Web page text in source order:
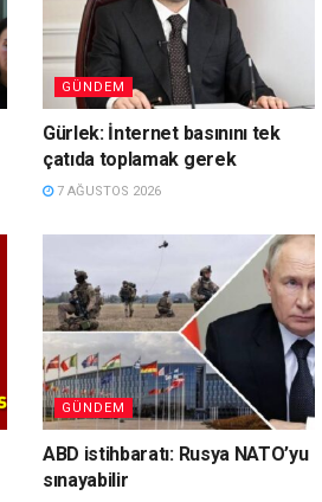
GÜNDEM
Gürlek: İnternet basınını tek
çatıda toplamak gerek
7 AĞUSTOS 2026
GÜNDEM
ABD istihbaratı: Rusya NATO’yu
sınayabilir